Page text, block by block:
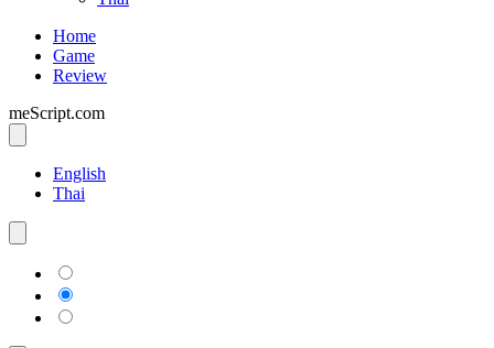
Home
Game
Review
meScript.com
English
Thai